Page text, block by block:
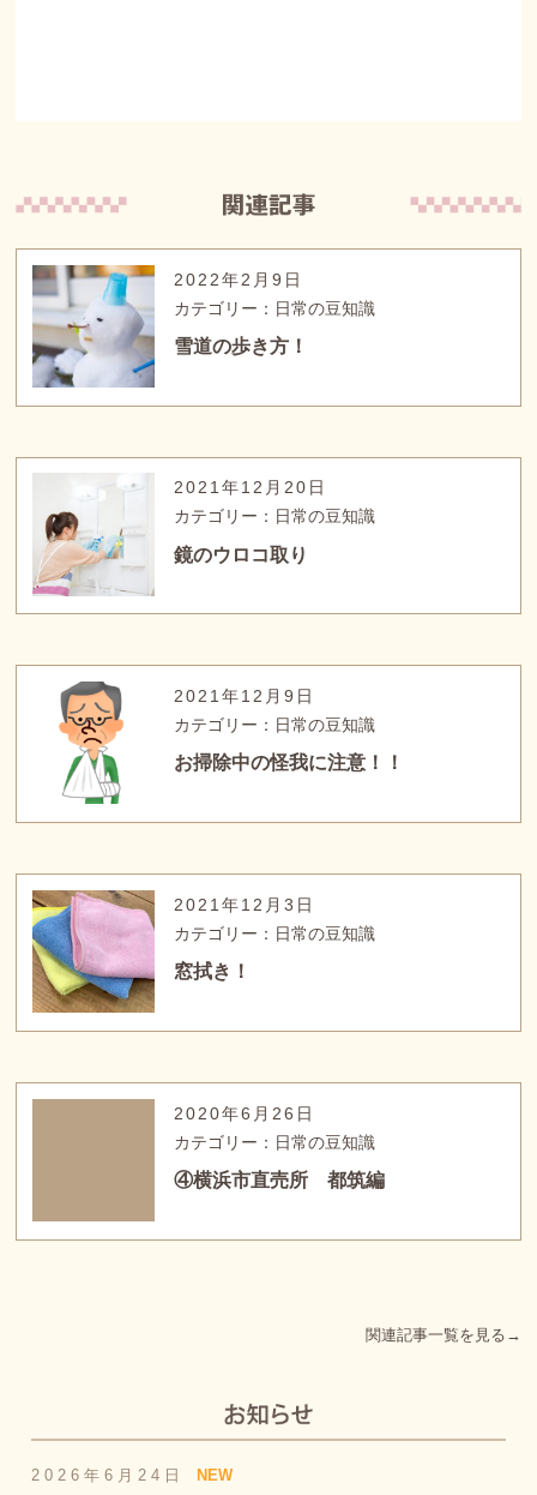
2022年2月9日
カテゴリー：日常の豆知識
雪道の歩き方！
2021年12月20日
カテゴリー：日常の豆知識
鏡のウロコ取り
2021年12月9日
カテゴリー：日常の豆知識
お掃除中の怪我に注意！！
2021年12月3日
カテゴリー：日常の豆知識
窓拭き！
2020年6月26日
カテゴリー：日常の豆知識
④横浜市直売所 都筑編
関連記事一覧を見る→
2026年6月24日
NEW